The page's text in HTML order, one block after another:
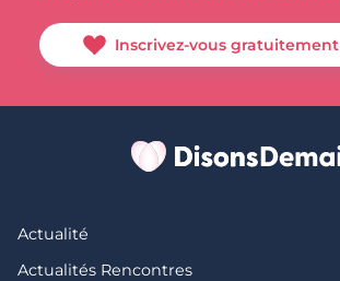
Inscrivez-vous gratuitement
Actualité
Actualités Rencontres